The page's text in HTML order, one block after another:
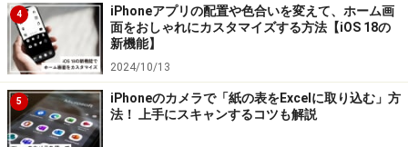
認識したテキストは、「コピー」「翻訳」「調べる」
「共有」のほかに、電話をかけたり、ウェブサイトにア
クセスしたり、通貨換算したり、翻訳もできます。
この機能には本当に期待してしまいますね！
4
iPhoneアプリの配置や色合いを変えて、ホーム画
面をおしゃれにカスタマイズする方法【iOS 18の
新機能】
2024/10/13
5
iPhoneのカメラで「紙の表をExcelに取り込む」方
法！ 上手にスキャンするコツも解説